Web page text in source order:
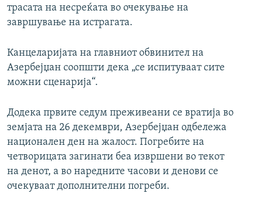
трасата на несреќата во очекување на
завршување на истрагата.
Канцеларијата на главниот обвинител на
Азербејџан соопшти дека „се испитуваат сите
можни сценарија“.
Додека првите седум преживеани се вратија во
земјата на 26 декември, Азербејџан одбележа
национален ден на жалост. Погребите на
четворицата загинати беа извршени во текот
на денот, а во наредните часови и денови се
очекуваат дополнителни погреби.